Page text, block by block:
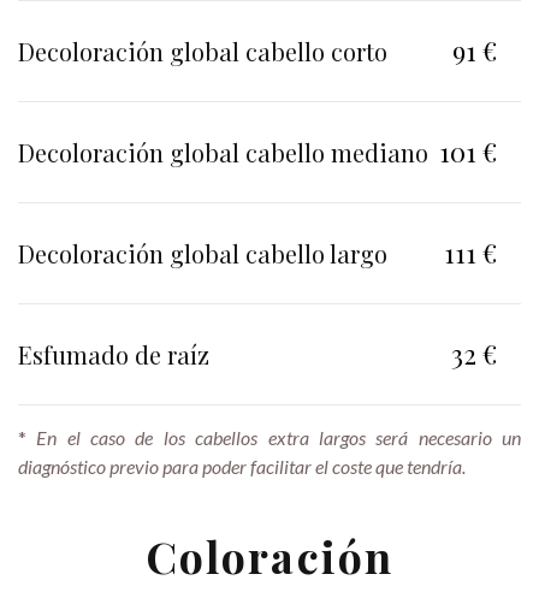
Decoloración global cabello corto 91 €
Decoloración global cabello mediano 101 €
Decoloración global cabello largo 111 €
Esfumado de raíz 32 €
* En el caso de los cabellos extra largos será necesario un
diagnóstico previo para poder facilitar el coste que tendría.
Coloración